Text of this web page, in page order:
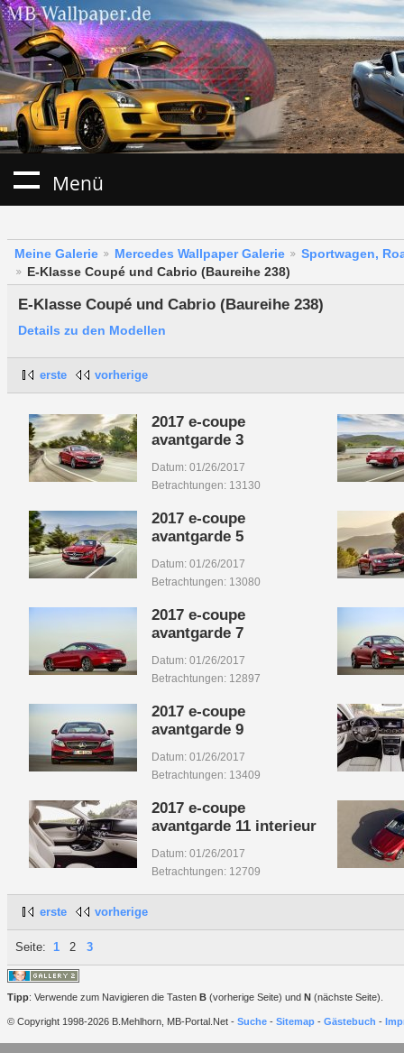
Menü
Meine Galerie Mercedes Wallpaper Galerie
Sportwagen,
E-Klasse Coupé und Cabrio (Baureihe 238)
E-Klasse Coupé und Cabrio (Baureihe 238)
Details zu den Modellen
erste vorherige
2017 e-coupe
avantgarde 3
Datum: 01/26/2017
Betrachtungen: 13130
2017 e-coupe
avantgarde 5
Datum: 01/26/2017
Betrachtungen: 13080
2017 e-coupe
avantgarde 7
Datum: 01/26/2017
Betrachtungen: 12897
2017 e-coupe
avantgarde 9
Datum: 01/26/2017
Betrachtungen: 13409
2017 e-coupe
avantgarde 11 interieur
Datum: 01/26/2017
Betrachtungen: 12709
erste vorherige
Seite: 1 2 3
Tipp: Verwende zum Navigieren die Tasten B (vorherige Seite) und N (nächste Seite).
© Copyright 1998-2026 B.Mehlhorn, MB-Portal.Net - Suche - Sitemap - Gästebuch -